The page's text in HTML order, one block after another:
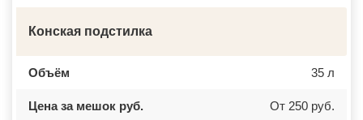
ДРЕЗНА
ДУБНА
ЕГОРЬЕВСК
ЖЕЛЕЗНОДОРОЖНЫЙ
Конская подстилка
Объём 35 л
Цена за мешок руб. От 250 руб.